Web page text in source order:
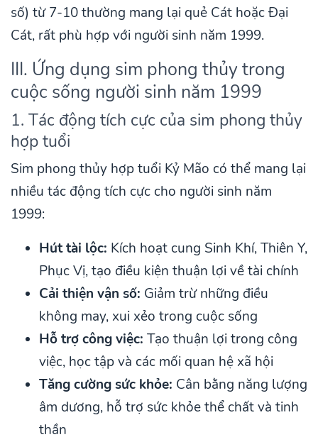
số) từ 7-10 thường mang lại quẻ Cát hoặc Đại
Cát, rất phù hợp với người sinh năm 1999.
III. Ứng dụng sim phong thủy trong
cuộc sống người sinh năm 1999
1. Tác động tích cực của sim phong thủy
hợp tuổi
Sim phong thủy hợp tuổi Kỷ Mão có thể mang lại
nhiều tác động tích cực cho người sinh năm
1999:
Hút tài lộc: Kích hoạt cung Sinh Khí, Thiên Y,
Phục Vị, tạo điều kiện thuận lợi về tài chính
Cải thiện vận số: Giảm trừ những điều
không may, xui xẻo trong cuộc sống
Hỗ trợ công việc: Tạo thuận lợi trong công
việc, học tập và các mối quan hệ xã hội
Tăng cường sức khỏe: Cân bằng năng lượng
âm dương, hỗ trợ sức khỏe thể chất và tinh
thần